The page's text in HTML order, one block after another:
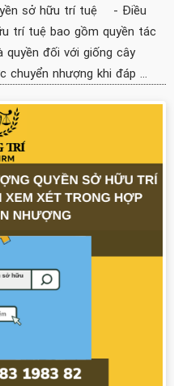
sở hữu trí tuệ - Điều
trí tuệ bao gồm quyền tác
quyền đối với giống cây
chuyển nhượng khi đáp ...